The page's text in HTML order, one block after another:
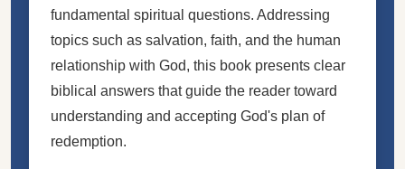
fundamental spiritual questions. Addressing
topics such as salvation, faith, and the human
relationship with God, this book presents clear
biblical answers that guide the reader toward
understanding and accepting God's plan of
redemption.